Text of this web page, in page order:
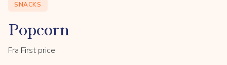
SNACKS
Popcorn
Fra First price